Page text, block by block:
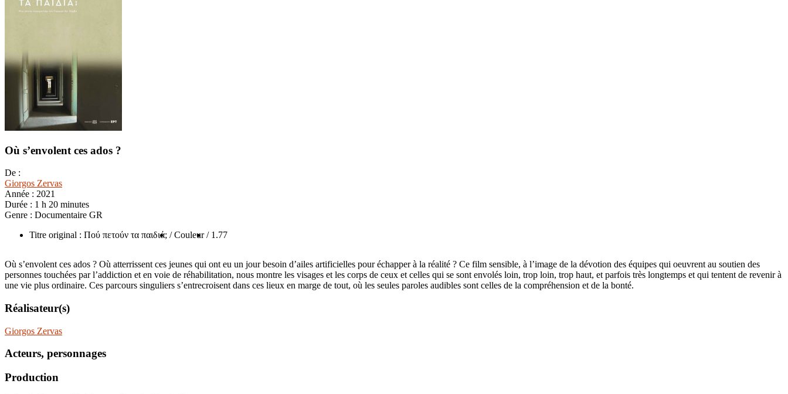
Où s’envolent ces ados ?
De :
Giorgos Zervas
Année : 2021
Durée : 1 h 20 minutes
Genre : Documentaire GR
Titre original : Πού πετούν τα παιδιά; / Couleur / 1.77
Où s’envolent ces ados ? Où atterrissent ces jeunes qui ont eu un jour besoin d’ailes artificielles pour échapper à la réalité ? Ce film sensible, à l’image de la dévotion des équipes qui oeuvrent au soutien des
personnes touchées par l’addiction et en voie de réhabilitation, nous montre les visages et les corps de ceux et celles qui se sont envolés loin, trop loin, trop haut, et parfois très longtemps et qui tentent de revenir à
une vie plus ordinaire. Ces parcours singuliers s’entrecroisent dans ces lieux en marge de tout, où les seules paroles audibles sont celles de la compréhension et de la bonté.
Réalisateur(s)
Giorgos Zervas
Acteurs, personnages
Production